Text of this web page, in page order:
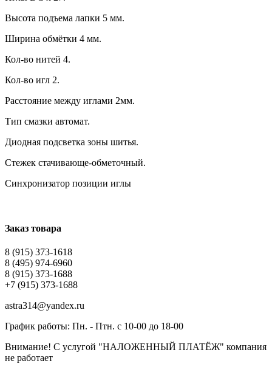
Высота подъема лапки 5 мм.
Ширина обмётки 4 мм.
Кол-во нитей 4.
Кол-во игл 2.
Расстояние между иглами 2мм.
Тип смазки автомат.
Диодная подсветка зоны шитья.
Стежек стачивающе-обметочный.
Синхронизатор позиции иглы
Заказ товара
8 (915) 373-1618
8 (495) 974-6960
8 (915) 373-1688
+7 (915) 373-1688
astra314@yandex.ru
График работы: Пн. - Птн. с 10-00 до 18-00
Внимание! С услугой "НАЛОЖЕННЫЙ ПЛАТЁЖ" компания
не работает